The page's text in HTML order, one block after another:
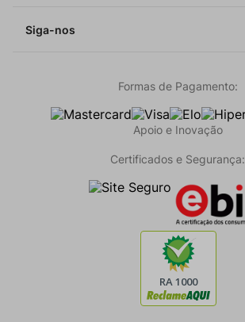
Siga-nos
Formas de Pagamento:
Apoio e Inovação
Certificados e Segurança: